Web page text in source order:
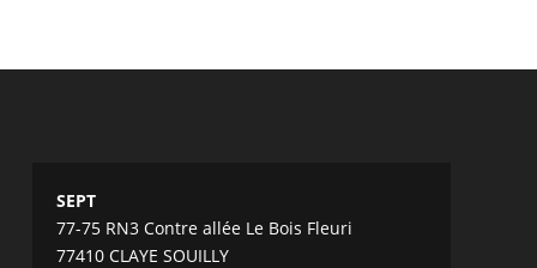
SEPT
77-75 RN3 Contre allée Le Bois Fleuri
77410 CLAYE SOUILLY